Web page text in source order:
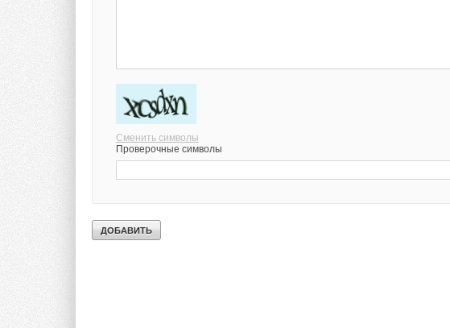
Сменить символы
Проверочные символы